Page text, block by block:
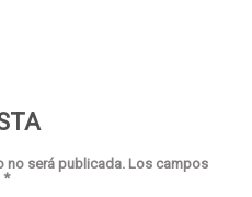
no será publicada. Los campos
*